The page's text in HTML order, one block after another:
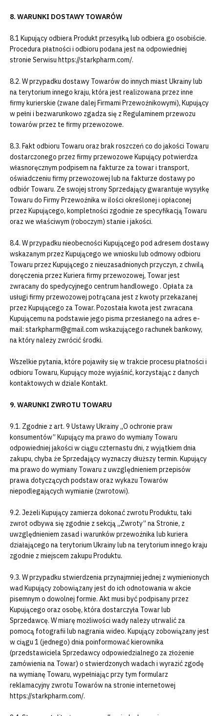
8. WARUNKI DOSTAWY TOWARÓW
8.1 Kupujący odbiera Produkt przesyłką lub odbiera go osobiście.
Procedura płatności i odbioru podana jest na odpowiedniej
stronie Serwisu https://starkpharm.com/.
8.2. W przypadku dostawy Towarów do innych miast Ukrainy lub
na terytorium innego kraju, która jest realizowana przez inne
firmy kurierskie (zwane dalej Firmami Przewoźnikowymi), Kupujący
w pełni i bezwarunkowo zgadza się z Regulaminem przewozu
towarów przez te firmy przewozowe.
8.3. Fakt odbioru Towaru oraz brak roszczeń co do jakości Towaru
dostarczonego przez firmy przewozowe Kupujący potwierdza
własnoręcznym podpisem na fakturze za towar i transport,
oświadczeniu firmy przewozowej lub na fakturze dostawy po
odbiór Towaru. Ze swojej strony Sprzedający gwarantuje wysyłkę
Towaru do Firmy Przewoźnika w ilości określonej i opłaconej
przez Kupującego, kompletności zgodnie ze specyfikacją Towaru
oraz we właściwym (roboczym) stanie i jakości.
8.4. W przypadku nieobecności Kupującego pod adresem dostawy
wskazanym przez Kupującego we wniosku lub odmowy odbioru
Towaru przez Kupującego z nieuzasadnionych przyczyn, z chwilą
doręczenia przez Kuriera firmy przewozowej, Towar jest
zwracany do spedycyjnego centrum handlowego . Opłata za
usługi firmy przewozowej potrącana jest z kwoty przekazanej
przez Kupującego za Towar. Pozostała kwota jest zwracana
Kupującemu na podstawie jego pisma przesłanego na adres e-
mail: starkpharm@gmail.com wskazującego rachunek bankowy,
na który należy zwrócić środki.
Wszelkie pytania, które pojawiły się w trakcie procesu płatności i
odbioru Towaru, Kupujący może wyjaśnić, korzystając z danych
kontaktowych w dziale Kontakt.
9. WARUNKI ZWROTU TOWARU
9.1. Zgodnie z art. 9 Ustawy Ukrainy „O ochronie praw
konsumentów” Kupujący ma prawo do wymiany Towaru
odpowiedniej jakości w ciągu czternastu dni, z wyjątkiem dnia
zakupu, chyba że Sprzedający wyznaczy dłuższy termin. Kupujący
ma prawo do wymiany Towaru z uwzględnieniem przepisów
prawa dotyczących podstaw oraz wykazu Towarów
niepodlegających wymianie (zwrotowi).
9.2. Jeżeli Kupujący zamierza dokonać zwrotu Produktu, taki
zwrot odbywa się zgodnie z sekcją „Zwroty” na Stronie, z
uwzględnieniem zasad i warunków przewoźnika lub kuriera
działającego na terytorium Ukrainy lub na terytorium innego kraju
zgodnie z miejscem zakupu Produktu.
9.3. W przypadku stwierdzenia przynajmniej jednej z wymienionych
wad Kupujący zobowiązany jest do ich odnotowania w akcie
pisemnym o dowolnej formie. Akt musi być podpisany przez
Kupującego oraz osobę, która dostarczyła Towar lub
Sprzedawcę. W miarę możliwości wady należy utrwalić za
pomocą fotografii lub nagrania wideo. Kupujący zobowiązany jest
w ciągu 1 (jednego) dnia poinformować kierownika
(przedstawiciela Sprzedawcy odpowiedzialnego za złożenie
zamówienia na Towar) o stwierdzonych wadach i wyrazić zgodę
na wymianę Towaru, wypełniając przy tym formularz
reklamacyjny zwrotu Towarów na stronie internetowej
https://starkpharm.com/.